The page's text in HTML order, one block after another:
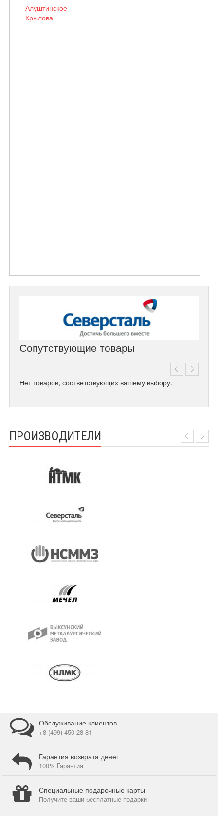
Алуштинское
Крылова
Сопутствующие товары
Нет товаров, соответствующих вашему выбору.
ПРОИЗВОДИТЕЛИ
Обслуживание клиентов
+8 (499) 450-28-81
Гарантия возврата денег
100% Гарантия
Специальные подарочные карты
Получите ваши бесплатные подарки